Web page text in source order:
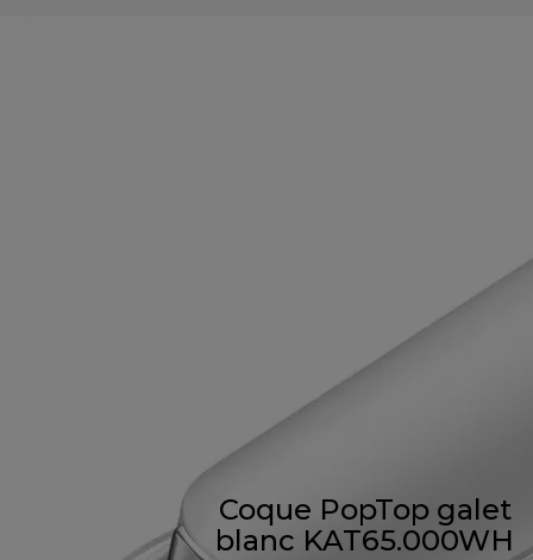
Coque PopTop galet
blanc KAT65.000WH